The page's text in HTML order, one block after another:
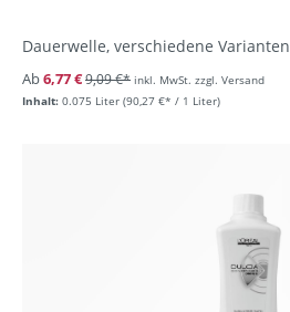
Dauerwelle, verschiedene Varianten
Inhalt: 0.075 Liter (90,27 €* / 1 Liter)
Ab6,77 €9,09 €* inkl. MwSt. zzgl. Versand